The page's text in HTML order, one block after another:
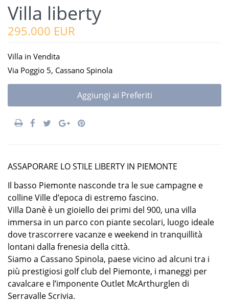
Villa liberty
295.000 EUR
Villa in Vendita
Via Poggio 5, Cassano Spinola
Aggiungi ai Preferiti
ASSAPORARE LO STILE LIBERTY IN PIEMONTE
Il basso Piemonte nasconde tra le sue campagne e
colline Ville d’epoca di estremo fascino.
Villa Danè è un gioiello dei primi del 900, una villa
immersa in un parco con piante secolari, luogo ideale
dove trascorrere vacanze e weekend in tranquillità
lontani dalla frenesia della città.
Siamo a Cassano Spinola, paese vicino ad alcuni tra i
più prestigiosi golf club del Piemonte, i maneggi per
cavalcare e l’imponente Outlet McArthurglen di
Serravalle Scrivia.